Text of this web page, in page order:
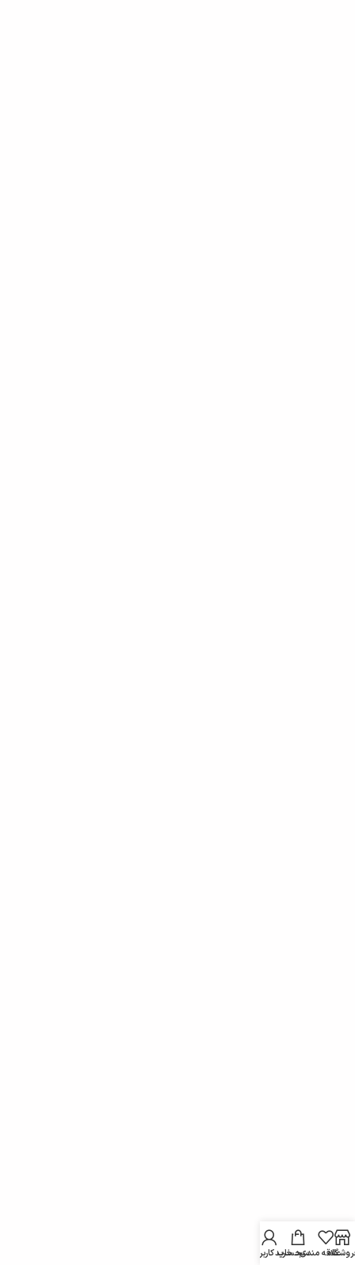
علاقه مندیسبد خرید
حساب کاربری من